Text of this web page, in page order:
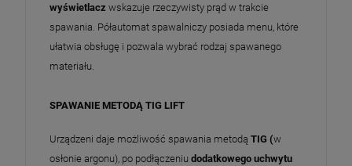
wyświetlacz wskazuje rzeczywisty prąd w trakcie
spawania. Półautomat spawalniczy posiada menu, które
ułatwia obsługę i pozwala wybrać rodzaj spawanego
materiału.
SPAWANIE METODĄ TIG LIFT
Urządzeni daje możliwość spawania metodą TIG (w
osłonie argonu), po podłączeniu dodatkowego uchwytu